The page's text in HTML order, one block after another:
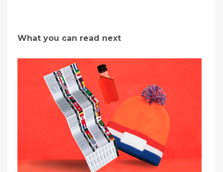
What you can read next